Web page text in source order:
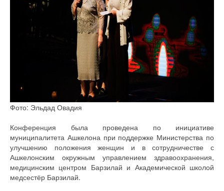
Фото: Эльдад Овадия
Конференция была проведена по инициативе
муниципалитета Ашкелона при поддержке Министерства по
улучшению положения женщин и в сотрудничестве с
Ашкелонским окружным управлением здравоохранения,
медицинским центром Барзилай и Академической школой
медсестёр Барзилай.